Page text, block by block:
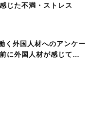
じた不満・ストレス
く外国人材へのアンケー
に外国人材が感じてい